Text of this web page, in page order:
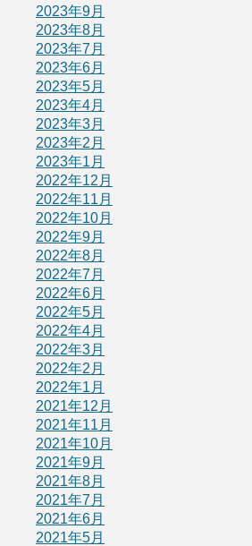
2023年9月
2023年8月
2023年7月
2023年6月
2023年5月
2023年4月
2023年3月
2023年2月
2023年1月
2022年12月
2022年11月
2022年10月
2022年9月
2022年8月
2022年7月
2022年6月
2022年5月
2022年4月
2022年3月
2022年2月
2022年1月
2021年12月
2021年11月
2021年10月
2021年9月
2021年8月
2021年7月
2021年6月
2021年5月